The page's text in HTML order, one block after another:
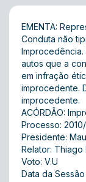
EMENTA:
Conduta não
autos que a
em infração
improcedente.
improcedente.
ACÓRDÃO:
Processo:
Presidente:
Relator:
Voto: V.U
Data da